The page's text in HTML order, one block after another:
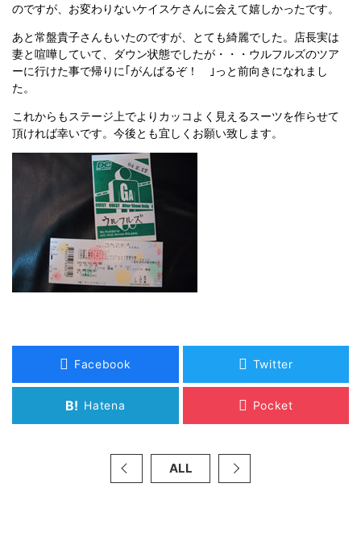
のですが、お変わりないケイスケさんに会えて嬉しかったです。
あと常盤貴子さんもいたのですが、とても綺麗でした。店長実は
妻と喧嘩していて、ダウン状態でしたが・・・ウルフルズのツア
ーに行けた事で帰りに｢がんばるぞ！ ｣っと前向きになれまし
た。
これからもステージ上でよりカッコよく見えるスーツを作らせて
頂ければ幸いです。今後とも宜しくお願い致します。
Facebook Twitter
B! Hatena Pocket
ALL